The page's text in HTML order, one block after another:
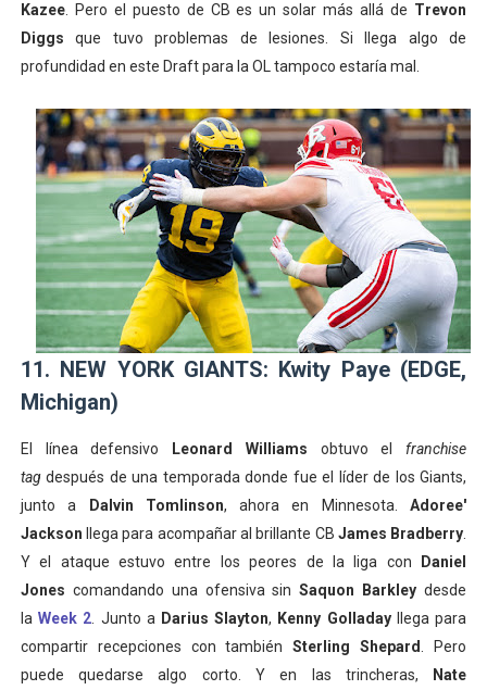
Kazee. Pero el puesto de CB es un solar más allá de Trevon
Diggsque tuvo problemas de lesiones. Si llega algo de
profundidad en este Draft para la OL tampoco estaría mal.
11. NEW YORK GIANTS: Kwity Paye (EDGE,
Michigan)
El línea defensivo Leonard Williams obtuvo el franchise
tagdespués de una temporada donde fue el líder de los Giants,
junto a
Dalvin Tomlinson, ahora en Minnesota.Adoree'
Jackson
llega para acompañar al brillante CB James Bradberry
Y el ataque estuvo entre los peores de la liga con
Daniel
Jones comandando una ofensiva sinSaquon Barkleydesde
laWeek 2 . Junto a Darius Slayton, Kenny Golladay
llega para
compartir recepciones con tambiénSterling Shepard
. Pero
puede quedarse algo corto. Y en las trincheras,
Nate